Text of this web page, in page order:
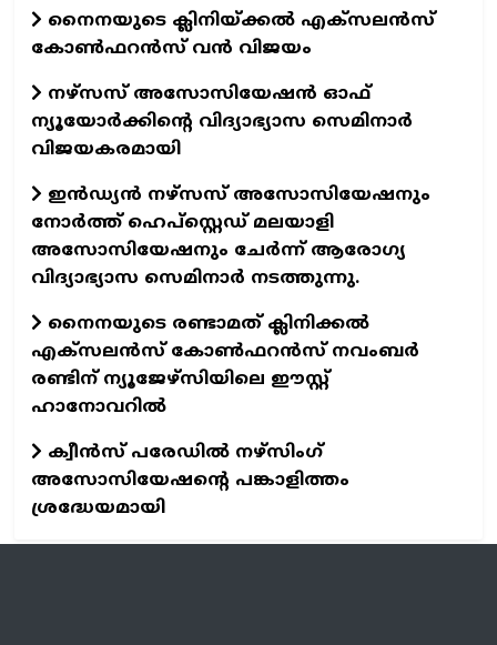
നൈനയുടെ ക്ലിനിയ്ക്കല്‍ എക്‌സലന്‍സ്
കോണ്‍ഫറന്‍സ് വന്‍ വിജയം
നഴ്‌സസ് അസോസിയേഷന്‍ ഓഫ്
ന്യൂയോര്‍ക്കിന്റെ വിദ്യാഭ്യാസ സെമിനാര്‍
വിജയകരമായി
ഇന്‍ഡ്യന്‍ നഴ്‌സസ് അസോസിയേഷനും
നോര്‍ത്ത് ഹെപ്‌സ്റ്റെഡ് മലയാളി
അസോസിയേഷനും ചേര്‍ന്ന് ആരോഗ്യ
വിദ്യാഭ്യാസ സെമിനാര്‍ നടത്തുന്നു.
നൈനയുടെ രണ്ടാമത് ക്ലിനിക്കല്‍
എക്‌സലന്‍സ് കോണ്‍ഫറന്‍സ് നവംബര്‍
രണ്ടിന് ന്യൂജേഴ്‌സിയിലെ ഈസ്റ്റ്
ഹാനോവറില്‍
ക്വീന്‍സ് പരേഡില്‍ നഴ്‌സിംഗ്
അസോസിയേഷന്റെ പങ്കാളിത്തം
ശ്രദ്ധേയമായി